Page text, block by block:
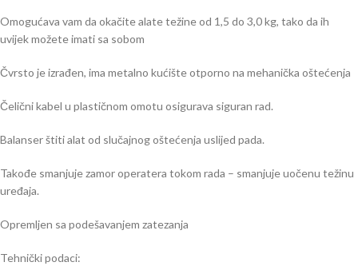
Omogućava vam da okačite alate težine od 1,5 do 3,0 kg, tako da ih
uvijek možete imati sa sobom
Čvrsto je izrađen, ima metalno kućište otporno na mehanička oštećenja
Čelični kabel u plastičnom omotu osigurava siguran rad.
Balanser štiti alat od slučajnog oštećenja uslijed pada.
Takođe smanjuje zamor operatera tokom rada – smanjuje uočenu težinu
uređaja.
Opremljen sa podešavanjem zatezanja
Tehnički podaci: